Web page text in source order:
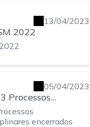
13/04/2023
2022
05/04/2023
Processos
encerrados